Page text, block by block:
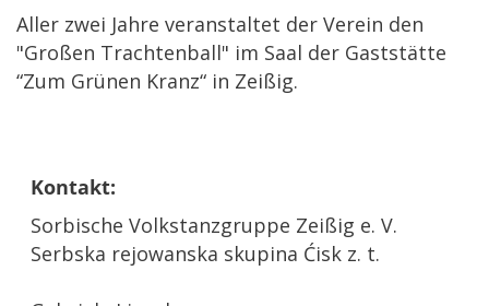
Aller zwei Jahre veranstaltet der Verein den
"Großen Trachtenball" im Saal der Gaststätte
“Zum Grünen Kranz“ in Zeißig.
Kontakt:
Sorbische Volkstanzgruppe Zeißig e. V.
Serbska rejowanska skupina Ćisk z. t.